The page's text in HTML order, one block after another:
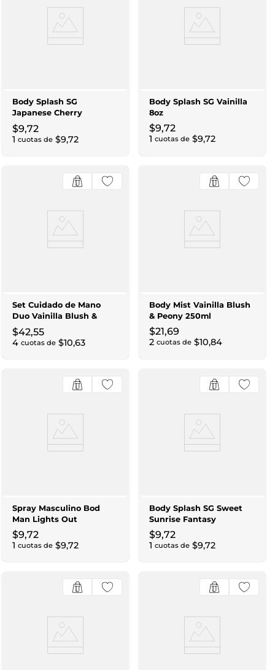
Body Splash SG
Japanese Cherry
Blossom 8oz
$9,72
1 cuotas de $9,72
Body Splash SG Vainilla
8oz
$9,72
1 cuotas de $9,72
Set Cuidado de Mano
Duo Vainilla Blush &
Peony
$42,55
4 cuotas de $10,63
Body Mist Vainilla Blush
& Peony 250ml
$21,69
2 cuotas de $10,84
Spray Masculino Bod
Man Lights Out
$9,72
1 cuotas de $9,72
Body Splash SG Sweet
Sunrise Fantasy
$9,72
1 cuotas de $9,72